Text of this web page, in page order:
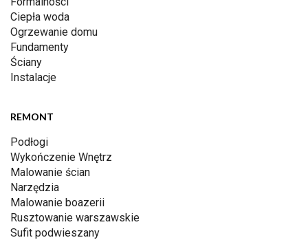
Ciepła woda
Ogrzewanie domu
Fundamenty
Ściany
Instalacje
REMONT
Podłogi
Wykończenie Wnętrz
Malowanie ścian
Narzędzia
Malowanie boazerii
Rusztowanie warszawskie
Sufit podwieszany